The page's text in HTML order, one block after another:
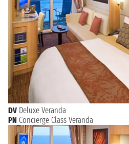
DV Deluxe Veranda
PN Concierge Class Veranda